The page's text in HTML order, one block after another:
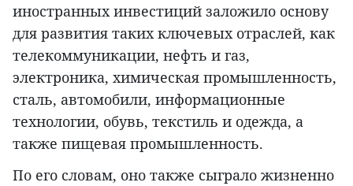
иностранных инвестиций заложило основу
для развития таких ключевых отраслей, как
телекоммуникации, нефть и газ,
электроника, химическая промышленность,
сталь, автомобили, информационные
технологии, обувь, текстиль и одежда, а
также пищевая промышленность.
По его словам, оно также сыграло жизненно